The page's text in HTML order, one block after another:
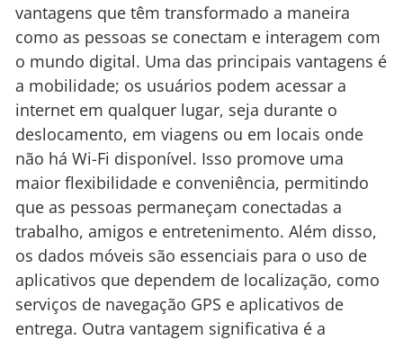
vantagens que têm transformado a maneira
como as pessoas se conectam e interagem com
o mundo digital. Uma das principais vantagens é
a mobilidade; os usuários podem acessar a
internet em qualquer lugar, seja durante o
deslocamento, em viagens ou em locais onde
não há Wi-Fi disponível. Isso promove uma
maior flexibilidade e conveniência, permitindo
que as pessoas permaneçam conectadas a
trabalho, amigos e entretenimento. Além disso,
os dados móveis são essenciais para o uso de
aplicativos que dependem de localização, como
serviços de navegação GPS e aplicativos de
entrega. Outra vantagem significativa é a